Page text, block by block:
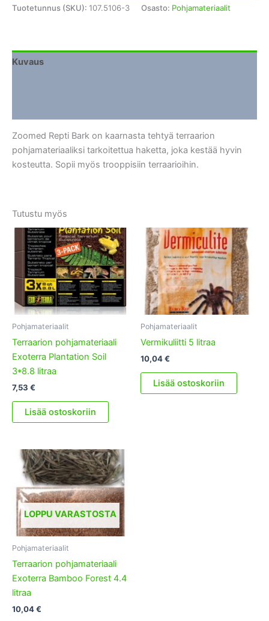
Tuotetunnus (SKU): 107.5106-3 Osasto: Pohjamateriaalit
Kuvaus
Zoomed Repti Bark on kaarnasta tehtyä terraarion
pohjamateriaaliksi tarkoitettua haketta, joka kestää hyvin
kosteutta. Sopii myös trooppisiin terraarioihin.
Tutustu myös
Pohjamateriaalit
Terraarion pohjamateriaali
Exoterra Plantation Soil
3*8.8 litraa
7,53 €
Lisää ostoskoriin
Pohjamateriaalit
Vermikuliitti 5 litraa
10,04€
Lisää ostoskoriin
LOPPU VARASTOSTA
Pohjamateriaalit
Terraarion pohjamateriaali
Exoterra Bamboo Forest 4.4
litraa
10,04€